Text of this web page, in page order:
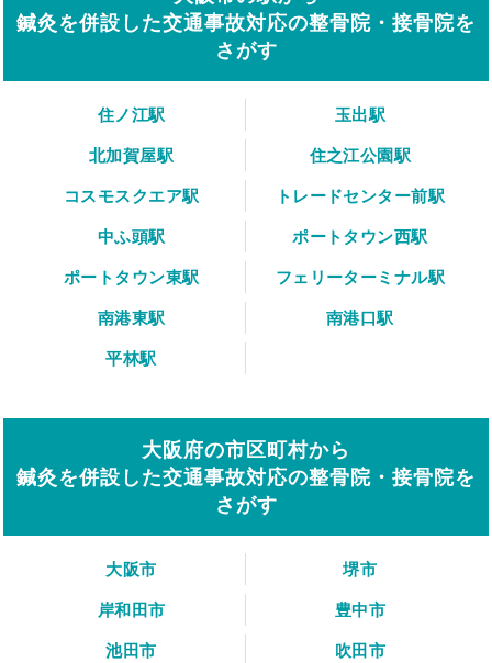
鍼灸を併設した交通事故対応の整骨院・接骨院を
さがす
住ノ江駅
玉出駅
北加賀屋駅
住之江公園駅
コスモスクエア駅
トレードセンター前駅
中ふ頭駅
ポートタウン西駅
ポートタウン東駅
フェリーターミナル駅
南港東駅
南港口駅
平林駅
大阪府の市区町村から
鍼灸を併設した交通事故対応の整骨院・接骨院を
さがす
大阪市
堺市
岸和田市
豊中市
池田市
吹田市